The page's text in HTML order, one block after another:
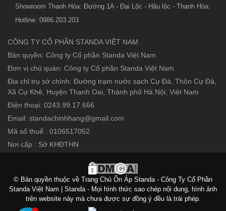
Showroom Thanh Hóa: Đường 1A - Đại Lộc - Hậu lộc - Thanh Hóa:
Hotline: 0986.203.203
CÔNG TY CỔ PHẦN STANDA VIỆT NAM
Bản quyền: Công ty Cổ phần Standa Việt Nam
Đơn vị chủ quản: Công ty Cổ phần Standa Việt Nam
Địa chỉ trụ sở chính: Đường trạm nước sạch Cự Đà, Thôn Cự Đà,
Xã Cự Khê, Huyện Thanh Oai, Thành phố Hà Nội, Việt Nam
Điện thoại: 0243.99.17.666
Email: standachinhhang@gmail.com
Mã số thuế : 0106517052
Nơi cấp : Sở KHĐTHN
© Bản quyền thuộc về Trang Chủ Ổn Áp Standa - Công Ty Cổ Phần
Standa Việt Nam | Standa - Mọi hình thức sao chép nội dung, hình ảnh
trên website này mà chưa được sự đồng ý đều là trái phép.